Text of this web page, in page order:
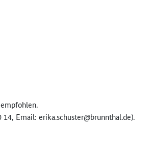
Email: erika.schuster@brunnthal.de).